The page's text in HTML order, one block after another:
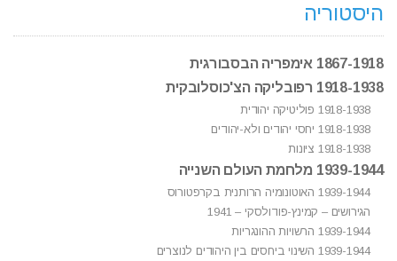
היסטוריה
1867-1918 אימפריה הבסבורגית
1918-1938 רפובליקה הצ'כוסלובקית
1918-1938 פוליטיקה יהודית
1918-1938 יחסי יהודים ולא-יהודים
1918-1938 ציונות
1939-1944 מלחמת העולם השנייה
1939-1944 האוטונומיה הרותנית בקרפטורוס
הגירושים – קמינץ-פודולסקי – 1941
1939-1944 הרשויות ההונגריות
1939-1944 השינוי ביחסים בין היהודים לנוצרים